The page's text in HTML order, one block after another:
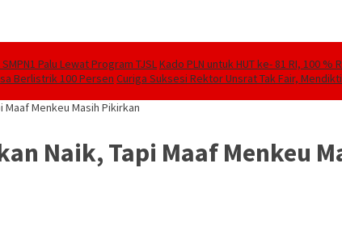
Palu Lewat Program TJSLKado PLN untuk HUT ke- 81 RI, 100
Berlistrik 100 Persen Curiga Suksesi Rektor Unsrat Tak Fair,
Maaf Menkeu Masih Pikirkan
Naik, Tapi Maaf Menkeu